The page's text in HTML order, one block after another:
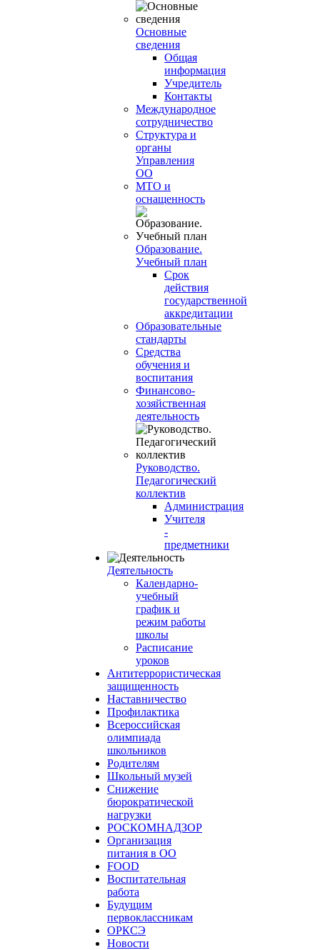
Основные
сведения
Общая
информация
Учредитель
Контакты
Международное
сотрудничество
Структура и
органы
Управления
ОО
МТО и
оснащенность
Образование.
Учебный план
Срок
действия
государственной
аккредитации
Образовательные
стандарты
Средства
обучения и
воспитания
Финансово-
хозяйственная
деятельность
Руководство.
Педагогический
коллектив
Администрация
Учителя
-
предметники
Деятельность
Календарно-
учебный
график и
режим работы
школы
Расписание
уроков
Антитеррористическая
защищенность
Наставничество
Профилактика
Всероссийская
олимпиада
школьников
Родителям
Школьный музей
Снижение
бюрократической
нагрузки
РОСКОМНАДЗОР
Организация
питания в ОО
FOOD
Воспитательная
работа
Будущим
первоклассникам
ОРКСЭ
Новости